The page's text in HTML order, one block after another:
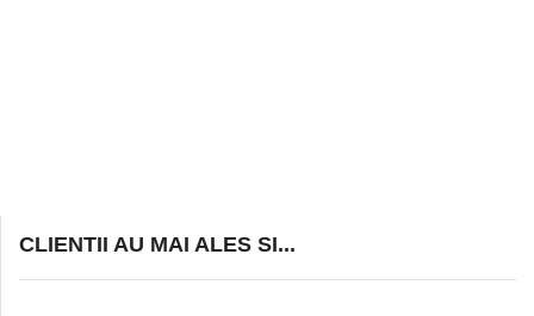
CLIENTII AU MAI ALES SI...